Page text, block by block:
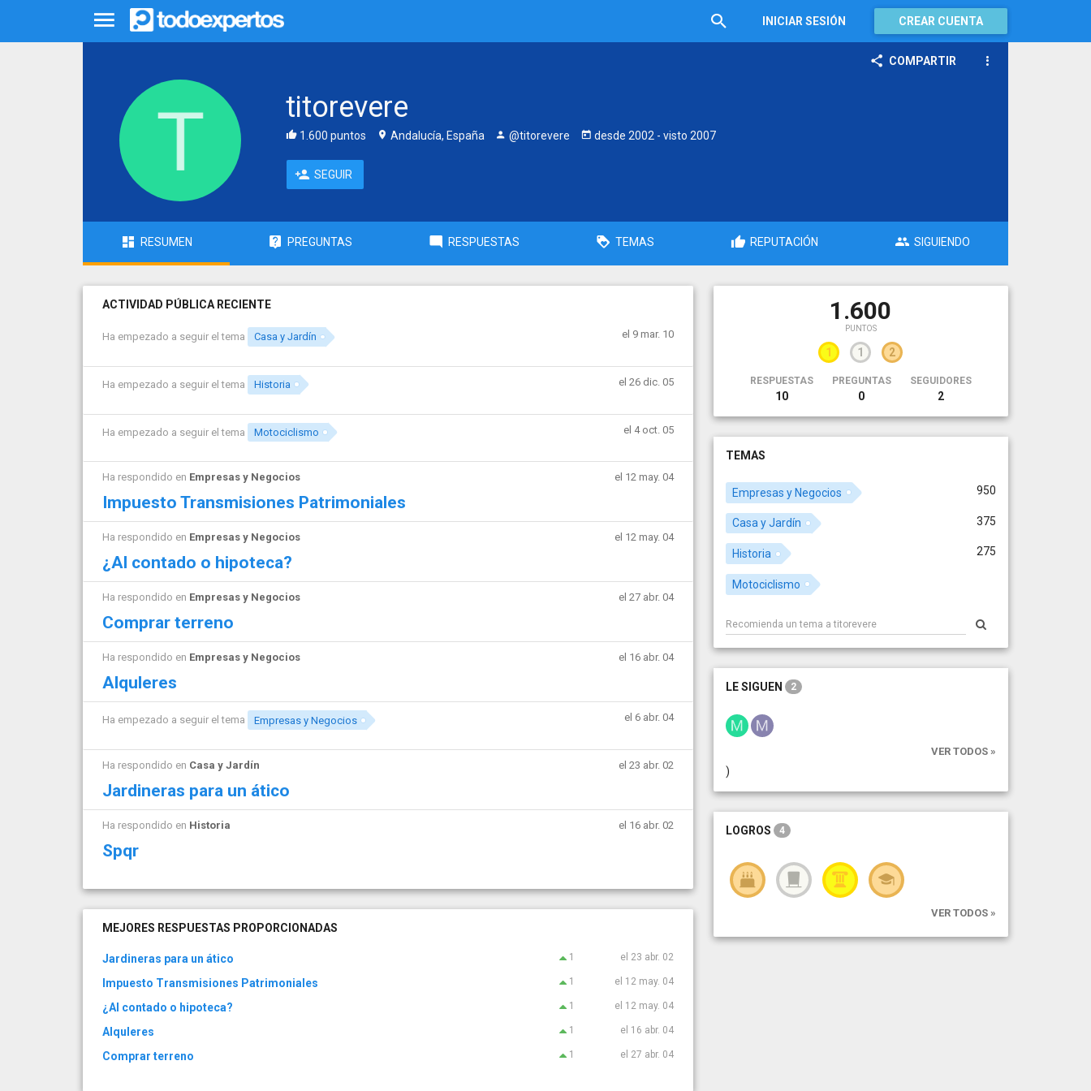
INICIAR SESIÓN CREAR CUENTA
COMPARTIR
titorevere
1.600 puntos Andalucía, España @titorevere desde 2002 - visto 2007
SEGUIR
RESUMEN PREGUNTAS RESPUESTAS TEMAS REPUTACIÓN SIGUIENDO
ACTIVIDAD PÚBLICA RECIENTE
Ha empezado a seguir el tema Casa y Jardín el 9 mar. 10
Ha empezado a seguir el tema Historia el 26 dic. 05
Ha empezado a seguir el tema Motociclismo el 4 oct. 05
Ha respondido en Empresas y Negocios el 12 may. 04
Impuesto Transmisiones Patrimoniales
Ha respondido en Empresas y Negocios el 12 may. 04
¿Al contado o hipoteca?
Ha respondido en Empresas y Negocios el 27 abr. 04
Comprar terreno
Ha respondido en Empresas y Negocios el 16 abr. 04
Alquleres
Ha empezado a seguir el tema Empresas y Negocios el 6 abr. 04
Ha respondido en Casa y Jardín el 23 abr. 02
Jardineras para un ático
Ha respondido en Historia el 16 abr. 02
Spqr
MEJORES RESPUESTAS PROPORCIONADAS
Jardineras para un ático 1 el 23 abr. 02
Impuesto Transmisiones Patrimoniales 1 el 12 may. 04
¿Al contado o hipoteca? 1 el 12 may. 04
Alquleres 1 el 16 abr. 04
Comprar terreno 1 el 27 abr. 04
1.600
PUNTOS
1 1 2
RESPUESTAS
10
PREGUNTAS
0
SEGUIDORES
2
TEMAS
950
Empresas y Negocios
375
Casa y Jardín
275
Historia
Motociclismo
LE SIGUEN 2
VER TODOS »
)
LOGROS 4
VER TODOS »